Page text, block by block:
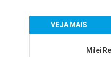
VEJA MAIS
Milei